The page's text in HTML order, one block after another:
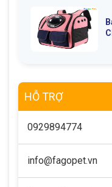
Dịch vụ mua bán chó
mèo
Thông tin về khách sạn,
spa cho thú cưng
CHÍNH SÁCH
HỖ TRỢ
0929894774
info@fagopet.vn